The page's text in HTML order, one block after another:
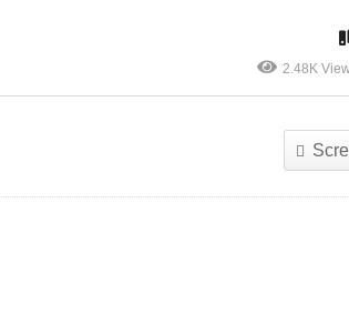
2.48K